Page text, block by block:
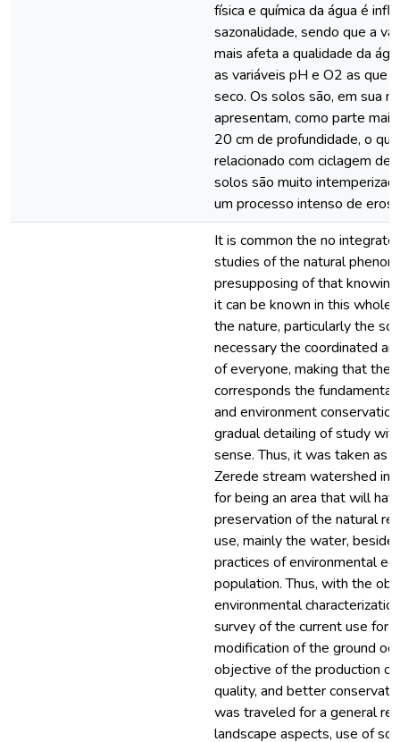
física e química da água é
sazonalidade, sendo que a
mais afeta a qualidade da
as variáveis pH e O2 as que
seco. Os solos são, em sua
apresentam, como parte
20 cm de profundidade, o
relacionado com ciclagem de
solos são muito
um processo intenso de
It is common the no
studies of the natural
presupposing of that
it can be known in this
the nature, particularly the
necessary the coordinated
of everyone, making that the
corresponds the
and environment
gradual detailing of study
sense. Thus, it was taken as
Zerede stream watershed in
for being an area that will
preservation of the natural
use, mainly the water,
practices of environmental
population. Thus, with the
environmental
survey of the current use for
modification of the ground
objective of the production
quality, and better
was traveled for a general
landscape aspects, use of